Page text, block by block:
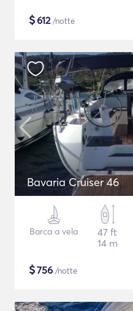
$612/notte
Bavaria Cruiser 46
Barca a vela
47 ft
14 m
$756 /notte